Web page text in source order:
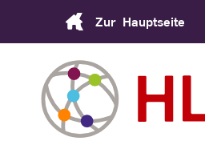
Zur Hauptseite